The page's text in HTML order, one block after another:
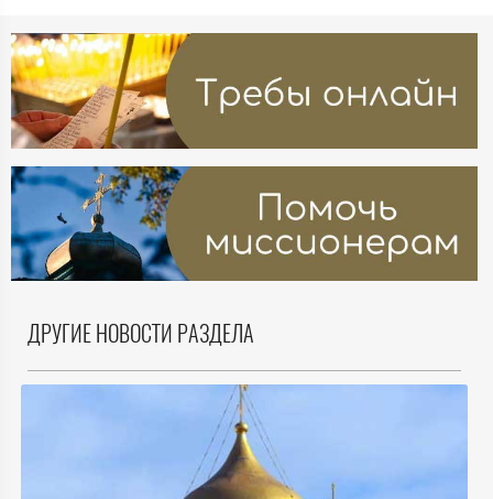
ДРУГИЕ НОВОСТИ РАЗДЕЛА